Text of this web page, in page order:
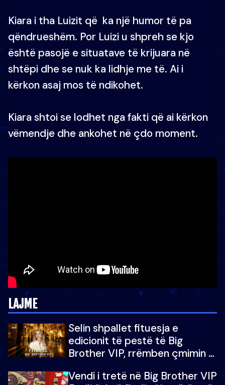
Kiara i tha Luizit që ka një humor të pa
qëndrueshëm. Por Luizi u shpreh se kjo
është pasojë e situatave të krijuara në
shtëpi dhe se nuk ka lidhje me të. Ai i
kërkon asaj mos të ndikohet.
Kiara shtoi se lodhet nga fakti që ai kërkon
vëmendje dhe ankohet në çdo moment.
LAJME
Selin shpallet fituesja e
edicionit të pestë të Big
Brother VIP, rrëmben çmimin e
Vendi i tretë në Big Brother VIP